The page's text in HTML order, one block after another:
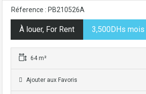
Réference : PB210526A
À louer, For Rent 3,500DHs mois
64 m²
Ajouter aux Favoris